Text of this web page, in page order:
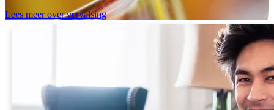
Lees meer over vervalsing